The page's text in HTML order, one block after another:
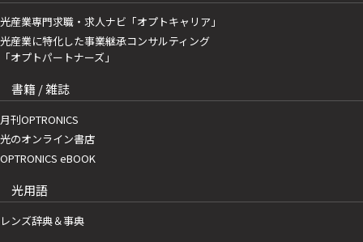
光産業専門求職・求人ナビ「オプトキャリア」
光産業に特化した事業継承コンサルティング
「オプトパートナーズ」
書籍 / 雑誌
月刊OPTRONICS
光のオンライン書店
OPTRONICS eBOOK
光用語
レンズ辞典＆事典